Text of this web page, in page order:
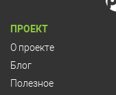
ПРОЕКТ
О проекте
Блог
Полезное